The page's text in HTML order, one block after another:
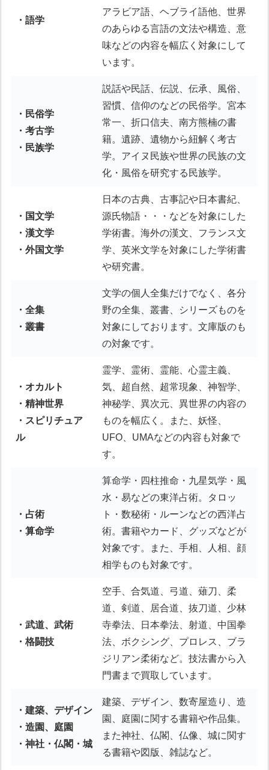
・語学
アラビア語、ヘブライ語他、世界
のあらゆる言語の文法や構造、意
味などの内容を幅広く対象にして
います。
・民俗学
・考古学
・民族学
説話や民話、伝説、伝承、風俗、
習慣、信仰のなどの民俗学。宮本
常一、折口信夫、南方熊楠の書
籍。遺跡、遺物から紐解く考古
学。アイヌ民族や世界の民族の文
化・風俗を研究する民族学。
・国文学
・漢文学
・外国文学
日本の古典、古事記や日本書紀、
源氏物語・・・などを対象にした
学術書。海外の漢文、フランス文
学、英米文学を対象にした学術書
や研究書。
・全集
・叢書
文学の個人全集だけでなく、各分
野の全集、叢書、シリーズものを
対象にしております。文庫版のも
の対象です。
・オカルト
・精神世界
・スピリチュア
ル
霊学、霊術、霊能、心霊主義、
気、超自然、超常現象、神智学、
神秘学、異次元、異世界の内容の
ものを幅広く。また、妖怪、
UFO、UMAなどの内容も対象で
す。
・占術
・算命学
算命学・四柱推命・九星気学・風
水・易などの東洋占術。タロッ
ト・数秘術・ルーンなどの西洋占
術。書籍やカード、グッズなどが
対象です。また、手相、人相、顔
相学ものも対象です。
・武道、武術
・格闘技
空手、合気道、弓道、薙刀、柔
道、剣道、居合道、抜刀道、少林
寺拳法、日本拳法、射道、中国拳
法、ボクシング、プロレス、ブラ
ジリアン柔術など。技法書から入
門書まで買取しています。
・建築、デザイン
・造園、庭園
・神社・仏閣・城
建築、デザイン、数寄屋造り、造
園、庭園に関する書籍や作品集。
また神社、仏閣、仏像、城に関す
る書籍や図版、雑誌など。